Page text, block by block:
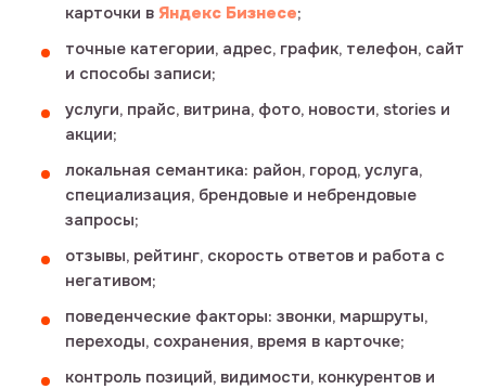
карточки в Яндекс Бизнесе;
точные категории, адрес, график, телефон, сайт
и способы записи;
услуги, прайс, витрина, фото, новости, stories и
акции;
локальная семантика: район, город, услуга,
специализация, брендовые и небрендовые
запросы;
отзывы, рейтинг, скорость ответов и работа с
негативом;
поведенческие факторы: звонки, маршруты,
переходы, сохранения, время в карточке;
контроль позиций, видимости, конкурентов и